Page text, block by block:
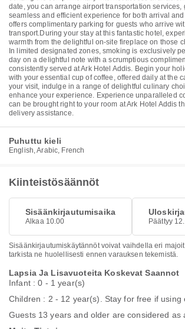
date, you can arrange airport transportation services,
seamless and efficient experience for both arrival and
offers complimentary parking for guests who arrive
transport.During your stay at this fantastic hotel,
warmth from the delightful on-site fireplace on those
In limited designated zones, smoking is exclusively
day on a delightful note with a scrumptious
consistently served at Ark Hotel Addis. Begin your
with your essential cup of coffee, offered daily at the
your visit, indulge in a range of delightful culinary
enhance your experience. Experience unparalleled
can be brought right to your room at Ark Hotel Addis
delivery assistance.
Puhuttu kieli
English, Arabic, French
Kiinteistösäännöt
Sisäänkirjautumisaika
Alkaa 10.00 Päättyy
Sisäänkirjautumiskäytännöt voivat vaihdella eri
tarkista ne huolellisesti ennen varauksen tekemistä.
Lapsia Ja Lisavuoteita Koskevat Saannot
Infant : 0 - 1 year(s)
Children : 2 - 12 year(s). Stay for free if using
Guests 13 years and older are considered as